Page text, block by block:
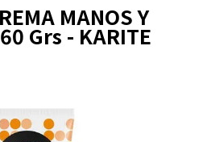
MANOS Y
Grs - KARITE